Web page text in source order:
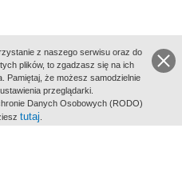
z naszego serwisu oraz do
plików, to zgadzasz się na ich
Pamiętaj, że możesz samodzielnie
przeglądarki.
Danych Osobowych (RODO)
tutaj